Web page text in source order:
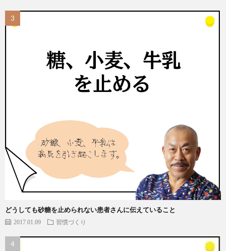
どうしても砂糖を止められない患者さんに伝えていること
2017.01.09 習慣づくり